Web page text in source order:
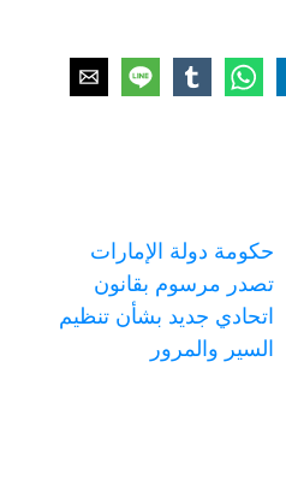
حكومة دولة الإمارات
تصدر مرسوم بقانون
اتحادي جديد بشأن تنظيم
السير والمرور